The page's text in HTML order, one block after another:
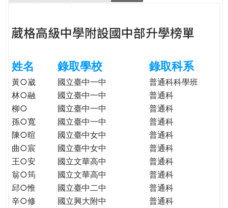
格。
e
r
e
葳格高級中學附設國中部升學榜單
姓名 錄取學校 錄取科系
黃○崴 國立臺中一中
普通科科學班
林○融
國立臺中一中
普通科
柳○
國立臺中一中
普通科
孫○寬
國立臺中一中
普通科
陳○暄
國立臺中女中
普通科
曲○宸
國立臺中女中
普通科
王○安
國立文華高中
普通科
翁○筠
國立文華高中
普通科
邱○惟
國立臺中二中
普通科
辛○修
國立興大附中
普通科